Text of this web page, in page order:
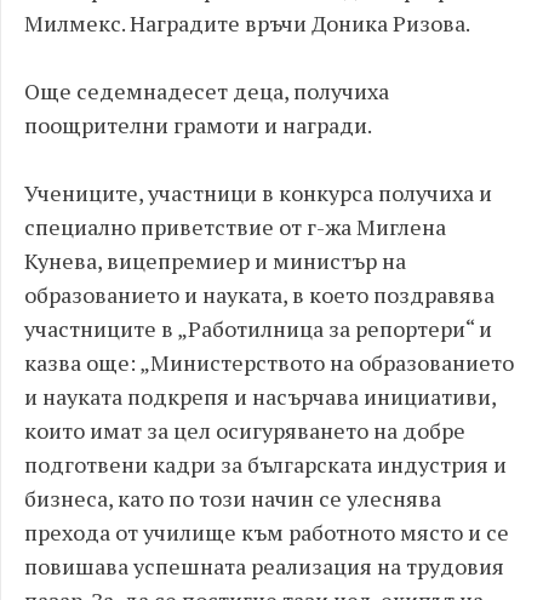
Милмекс. Наградите връчи Доника Ризова.
Още седемнадесет деца, получиха
поощрителни грамоти и награди.
Учениците, участници в конкурса получиха и
специално приветствие от г-жа Миглена
Кунева, вицепремиер и министър на
образованието и науката, в което поздравява
участниците в „Работилница за репортери“ и
казва още: „Министерството на образованието
и науката подкрепя и насърчава инициативи,
които имат за цел осигуряването на добре
подготвени кадри за българската индустрия и
бизнеса, като по този начин се улеснява
прехода от училище към работното място и се
повишава успешната реализация на трудовия